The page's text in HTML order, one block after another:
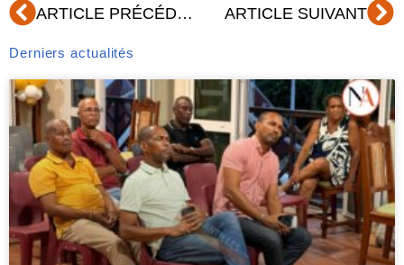
Précédent ARTICLE PRÉCÉDENT ARTICLE SUIVANT
Derniers actualités